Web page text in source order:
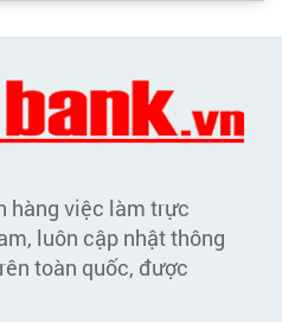
hàng việc làm trực
luôn cập nhật thông
toàn quốc, được